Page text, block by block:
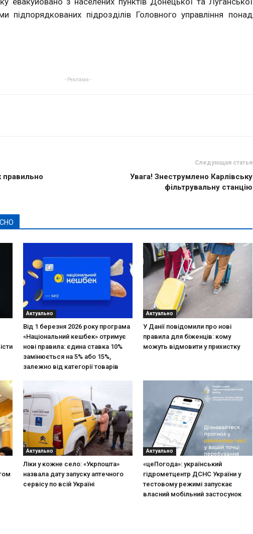
підпорядкованих підрозділів Головного управління понад
- Реклама -
правильно
Следующая статья
Увага! Знеструмлено Карлівську
фільтрувальну станцію
Актуально
Від 1 березня 2026 року програма
«Національний кешбек» отримує
нові правила: єдина ставка 10%
замінюється на 5% або 15%,
залежно від категорії товарів
Актуально
У Данії повідомили про нові
правила для біженців: кому
можуть відмовити у прихистку
Актуально
Ліки у кожне село: «Укрпошта»
назвала дату запуску аптечного
сервісу по всій Україні
Актуально
«цеПогода»: український
гідрометцентр ДСНС України у
тестовому режимі запускає
власний мобільний застосунок